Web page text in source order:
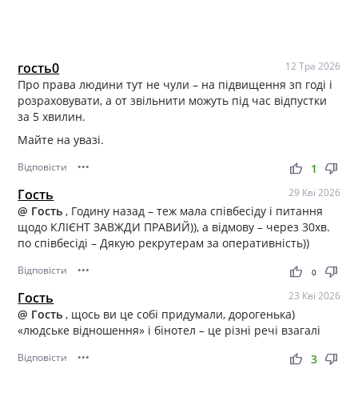
гость0 12 Тра 2026
Про права людини тут не чули – на підвищення зп годі і
розраховувати, а от звільнити можуть під час відпустки
за 5 хвилин.
Майте на увазі.
Відповісти ••• thumb_up thumb_down
1
Гость 29 Кві 2026
@ Гость , Годину назад – теж мала співбесіду і питання
щодо КЛІЄНТ ЗАВЖДИ ПРАВИЙ)), а відмову – через 30хв.
по співбесіді – Дякую рекрутерам за оперативність))
Відповісти ••• thumb_up thumb_down
0
Гость 23 Кві 2026
@ Гость , щось ви це собі придумали, дорогенька)
«людське відношення» і бінотел – це різні речі взагалі
Відповісти ••• thumb_up thumb_down
3